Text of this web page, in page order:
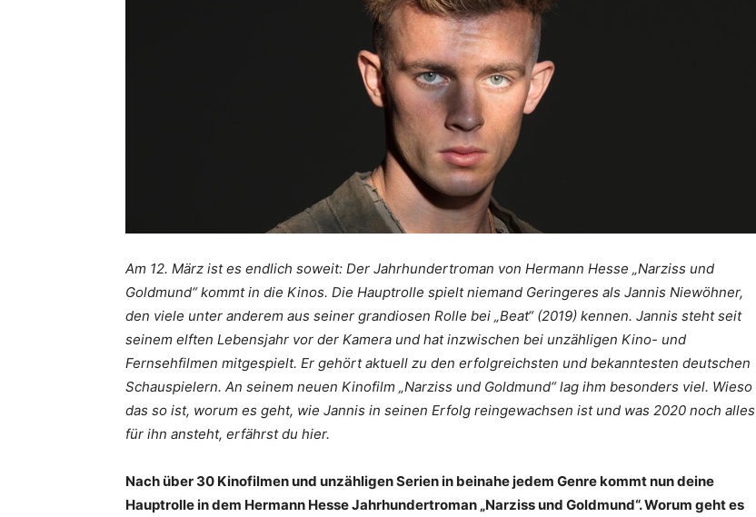
Am 12. März ist es endlich soweit: Der Jahrhundertroman von Hermann Hesse „Narziss und
Goldmund“ kommt in die Kinos. Die Hauptrolle spielt niemand Geringeres als Jannis Niewöhner,
den viele unter anderem aus seiner grandiosen Rolle bei „Beat“ (2019) kennen. Jannis steht seit
seinem elften Lebensjahr vor der Kamera und hat inzwischen bei unzähligen Kino- und
Fernsehfilmen mitgespielt. Er gehört aktuell zu den erfolgreichsten und bekanntesten deutschen
Schauspielern. An seinem neuen Kinofilm „Narziss und Goldmund“ lag ihm besonders viel. Wieso
das so ist, worum es geht, wie Jannis in seinen Erfolg reingewachsen ist und was 2020 noch alles
für ihn ansteht, erfährst du hier.
Nach über 30 Kinofilmen und unzähligen Serien in beinahe jedem Genre kommt nun deine
Hauptrolle in dem Hermann Hesse Jahrhundertroman „Narziss und Goldmund“. Worum geht es